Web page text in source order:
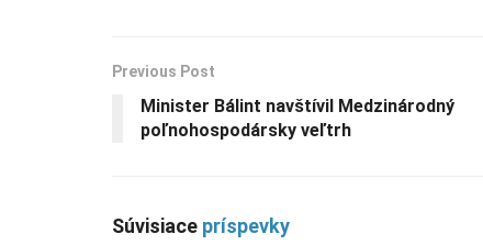
Previous Post
Minister Bálint navštívil Medzinárodný
poľnohospodársky veľtrh
Súvisiace príspevky